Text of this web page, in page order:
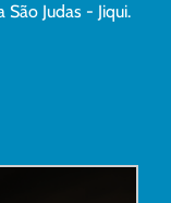
Judas - Jiqui.